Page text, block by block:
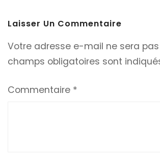
Laisser Un Commentaire
Votre adresse e-mail ne sera pas
champs obligatoires sont
Commentaire *